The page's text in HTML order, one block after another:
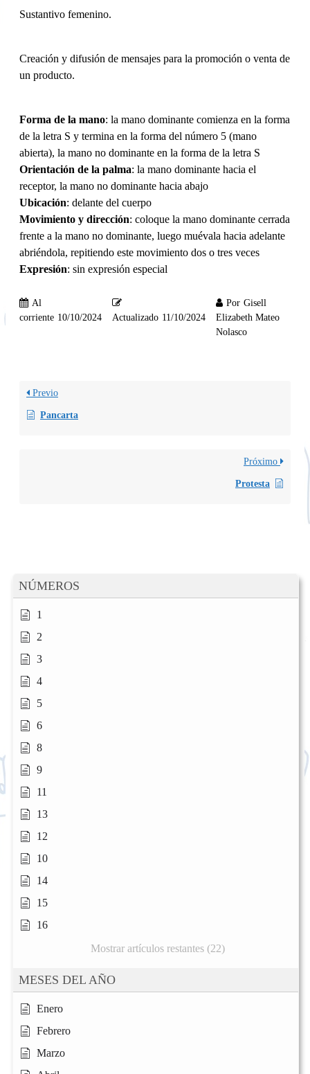
NÚMEROS
1
2
3
4
5
6
8
9
11
13
12
10
14
15
16
Mostrar artículos restantes (22)
MESES DEL AÑO
Enero
Febrero
Marzo
Sustantivo femenino.
Creación y difusión de mensajes para la promoción o venta de
un producto.
Forma de la mano: la mano dominante comienza en la forma
de la letra S y termina en la forma del número 5 (mano
abierta), la mano no dominante en la forma de la letra S
Orientación de la palma: la mano dominante hacia el
receptor, la mano no dominante hacia abajo
Ubicación: delante del cuerpo
Movimiento y dirección: coloque la mano dominante cerrada
frente a la mano no dominante, luego muévala hacia adelante
abriéndola, repitiendo este movimiento dos o tres veces
Expresión: sin expresión especial
Al
corriente 10/10/2024 Actualizado 11/10/2024
Por Gisell
Elizabeth Mateo
Nolasco
Previo
Pancarta
Próximo
Protesta